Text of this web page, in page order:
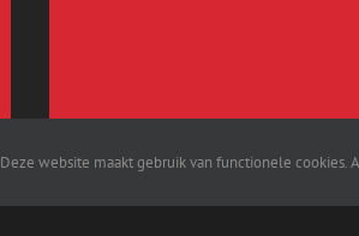
Deze website maakt gebruik van functionele cookies.